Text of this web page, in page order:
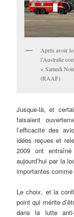
Après avoir
l’Australie
« Samedi
(RAAF)
Jusque-là, et
faisaient
l’efficacité des
idées reçues et
2009 ont
aujourd’hui par la
importantes
Le choix, et la
point qui mérite
dans la lutte